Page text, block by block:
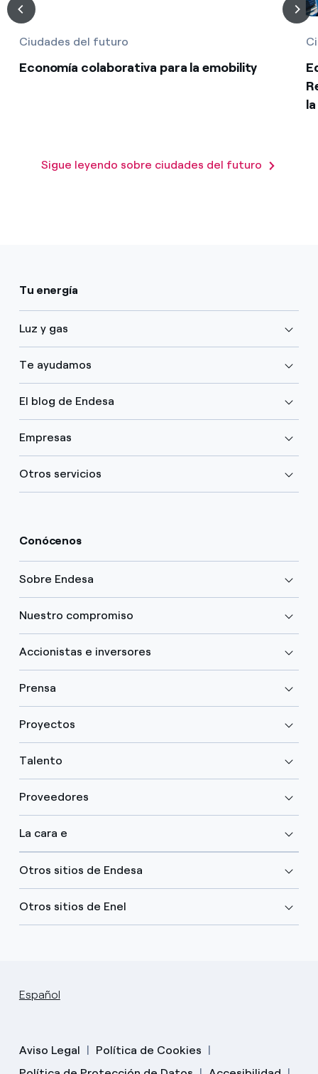
Ciudades del futuro
Economía colaborativa para la emobility
Sigue leyendo sobre ciudades del futuro
Tu energía
Luz y gas
Te ayudamos
El blog de Endesa
Empresas
Otros servicios
Conócenos
Sobre Endesa
Nuestro compromiso
Accionistas e inversores
Prensa
Proyectos
Talento
Proveedores
La cara e
Otros sitios de Endesa
Otros sitios de Enel
Español
Aviso Legal
Política de Cookies